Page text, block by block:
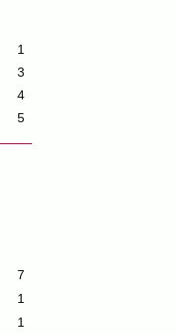
1
3
4
5
7
1
1